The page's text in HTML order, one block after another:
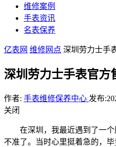
维修案例
手表资讯
名表保养
亿表网 维修网点 深圳劳力士手
深圳劳力士手表官方
作者: 手表维修保养中心 发布
关闭
在深圳，我最近遇到了一
不准了。当时心里挺着急的，